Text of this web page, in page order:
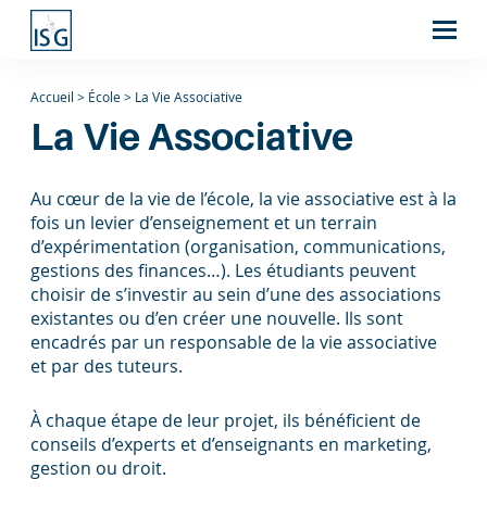
Accueil > École> La Vie Associative
La Vie Associative
Au cœur de la vie de l’école, la vie associative est à la
fois un levier d’enseignement et un terrain
d’expérimentation (organisation, communications,
gestions des finances…). Les étudiants peuvent
choisir de s’investir au sein d’une des associations
existantes ou d’en créer une nouvelle. Ils sont
encadrés par un responsable de la vie associative
et par des tuteurs.
À chaque étape de leur projet, ils bénéficient de
conseils d’experts et d’enseignants en marketing,
gestion ou droit.